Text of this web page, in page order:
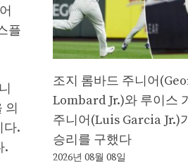
플
의
다.
.
조지 롬바드 주니어
Lombard Jr.)와 루이스
주니어(Luis Garcia Jr.)
승리를 구했다
2026년 08월 08일